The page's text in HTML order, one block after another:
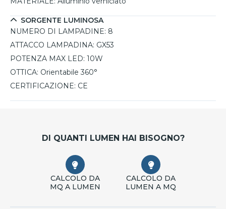
SORGENTE LUMINOSA
NUMERO DI LAMPADINE: 8
ATTACCO LAMPADINA: GX53
POTENZA MAX LED: 10W
OTTICA: Orientabile 360°
CERTIFICAZIONE: CE
DI QUANTI LUMEN HAI BISOGNO?
CALCOLO DA
MQ A LUMEN
CALCOLO DA
LUMEN A MQ